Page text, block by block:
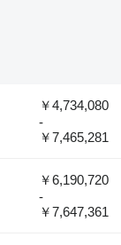
￥4,734,080
-
￥7,465,281
￥6,190,720
-
￥7,647,361